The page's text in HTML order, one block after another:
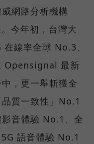
網路分析機構
今年初，台灣大
線率全球 No.3、
Opensignal 最新
，更一舉斬獲全
質一致性」No.1
音體驗 No.1、全
語音體驗 No.1